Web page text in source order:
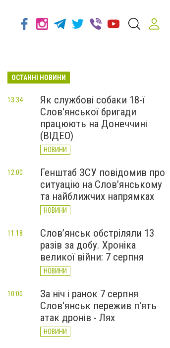
ОСТАННІ НОВИНИ
Як службові собаки 18-ї
Слов'янської бригади
працюють на Донеччині
(ВІДЕО)
НОВИНИ
13:34
Генштаб ЗСУ повідомив про
ситуацію на Слов’янському
та найближчих напрямках
НОВИНИ
12:00
Слов’янськ обстріляли 13
разів за добу. Хроніка
великої війни: 7 серпня
НОВИНИ
11:18
За ніч і ранок 7 серпня
Слов'янськ пережив п'ять
атак дронів - Лях
НОВИНИ
10:00